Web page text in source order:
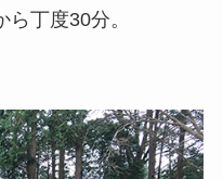
丁度30分。